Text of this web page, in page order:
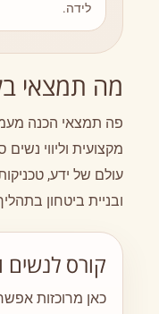
לידה.
מה תמצאי
פה תמצאי הכנה
מקצועית וליווי
עולם של ידע,
ובניית ביטחון
קורס לנשים
כאן מרוכזות